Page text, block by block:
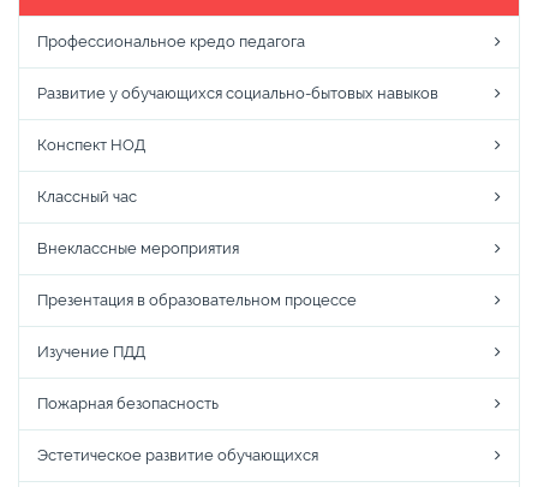
Профессиональное кредо педагога
Развитие у обучающихся социально-бытовых навыков
Конспект НОД
Классный час
Внеклассные мероприятия
Презентация в образовательном процессе
Изучение ПДД
Пожарная безопасность
Эстетическое развитие обучающихся